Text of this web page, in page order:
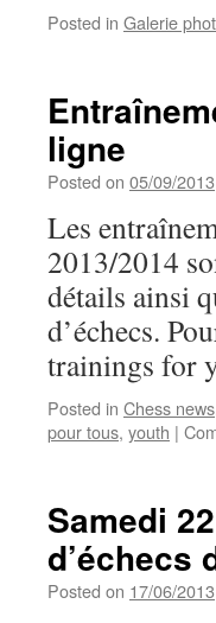
Posted in Galerie
ligne
Posted on 05/09/2013
Les
2013/2014
détails ainsi
d’échecs.
trainings for
Posted in Chess news
pour tous, youth |
Samedi
d’échecs
Posted on 17/06/2013